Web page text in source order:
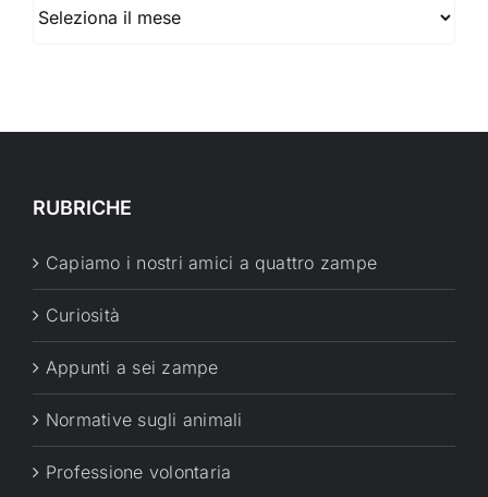
RUBRICHE
Capiamo i nostri amici a quattro zampe
Curiosità
Appunti a sei zampe
Normative sugli animali
Professione volontaria